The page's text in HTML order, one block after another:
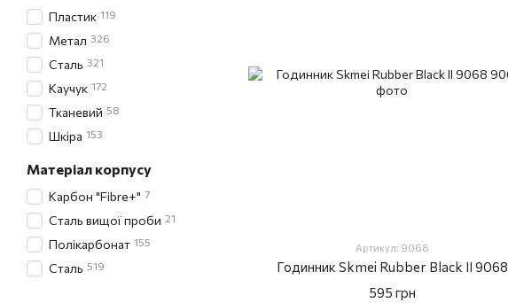
Артикул: 9068
Годинник Skmei Rubber Black II 9068
595 грн
Пластик 119
Метал 326
Сталь 321
Каучук 172
Тканевий 58
Шкіра 153
Матеріал корпусу
Карбон "Fibre+" 7
Сталь вищої проби 21
Полікарбонат 155
Сталь 519